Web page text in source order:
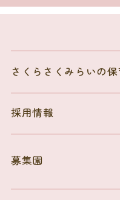
さくらさくみらいの保
採用情報
募集園